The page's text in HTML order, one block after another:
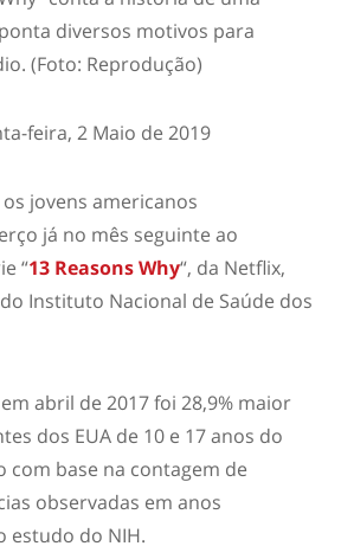
diversos motivos para
(Foto: Reprodução)
feira, 2 Maio de 2019
jovens americanos
já no mês seguinte ao
“13 Reasons Why“, da Netflix,
Instituto Nacional de Saúde dos
abril de 2017 foi 28,9% maior
dos EUA de 10 e 17 anos do
com base na contagem de
observadas em anos
estudo do NIH.